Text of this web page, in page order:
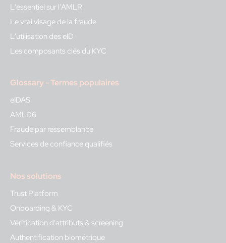
L'essentiel sur l'AMLR
Le vrai visage de la fraude
L'utilisation des eID
Les composants clés du KYC
Glossary - Termes populaires
eIDAS
AMLD6
Fraude par ressemblance
Services de confiance qualifiés
Nos solutions
Trust Platform
Onboarding & KYC
Vérification d'attributs & screening
Authentification biométrique